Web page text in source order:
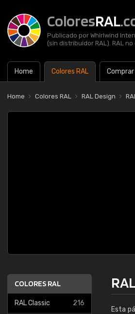
ColoresRAL
Publicado por Whirlwind
(sin distribuidor RAL). RAL
Home Colores RAL
Home Colores RAL RAL Design
COLORES RAL
RAL Classic 216
Esta